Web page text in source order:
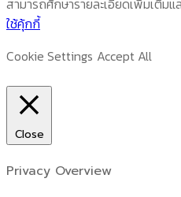
สามารถศึกษารายละเอียดเพิ่มเติม
ใช้คุ้กกี้
Cookie Settings Accept All
Close
Privacy Overview